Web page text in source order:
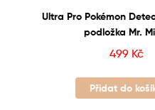
Ultra Pro Pokémon
podložka Mr.
499 Kč
Přidat do